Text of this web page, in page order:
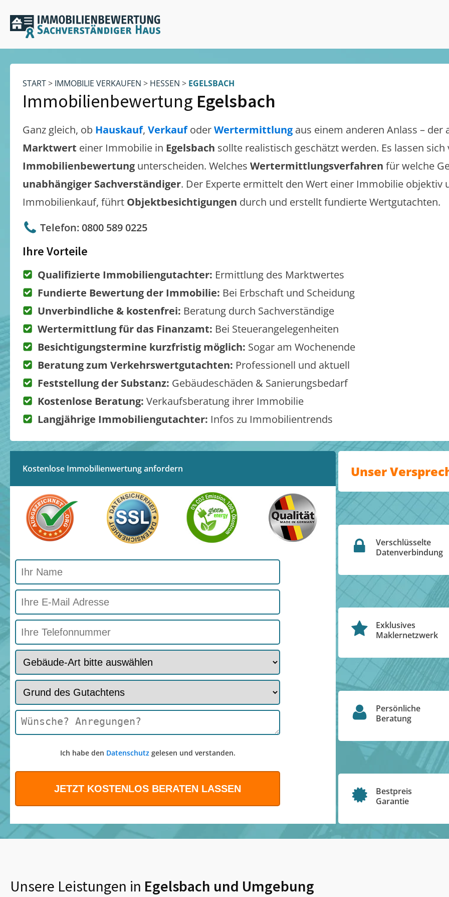
START> IMMOBILIE VERKAUFEN > HESSEN > EGELSBACH
Immobilienbewertung Egelsbach
Ganz gleich, ob Hauskauf, VerkaufoderWertermittlung aus einem anderen Anlass – der
Marktwert einer Immobilie in Egelsbach sollte realistisch geschätzt werden. Es lassen
Immobilienbewertung unterscheiden. Welches Wertermittlungsverfahren für welche
unabhängiger Sachverständiger. Der Experte ermittelt den Wert einer Immobilie objektiv
Immobilienkauf, führt Objektbesichtigungen durch und erstellt fundierte Wertgutachten.
Telefon: 0800 589 0225
Ihre Vorteile
Qualifizierte Immobiliengutachter: Ermittlung des Marktwertes
Fundierte Bewertung der Immobilie: Bei Erbschaft und Scheidung
Unverbindliche & kostenfrei: Beratung durch Sachverständige
Wertermittlung für das Finanzamt: Bei Steuerangelegenheiten
Besichtigungstermine kurzfristig möglich: Sogar am Wochenende
Beratung zum Verkehrswertgutachten: Professionell und aktuell
Feststellung der Substanz: Gebäudeschäden & Sanierungsbedarf
Kostenlose Beratung: Verkaufsberatung ihrer Immobilie
Langjährige Immobiliengutachter: Infos zu Immobilientrends
Kostenlose Immobilienwertung anfordern
Ich habe den Datenschutzgelesen und verstanden.
Unser
Verschlüsselte
Datenverbindung
Exklusives
Maklernetzwerk
Persönliche
Beratung
Bestpreis
Garantie
Unsere Leistungen in Egelsbach und Umgebung